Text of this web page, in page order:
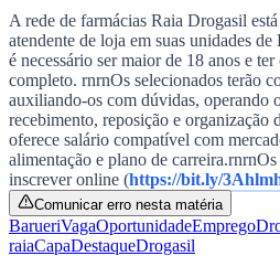
Anunciar VagasNovo
Publicidade Legal
NBA
NFL
Fórmula 1
UFC
Tênis (ATP)
MLB
NHL
Atletismo
Vôlei
A rede de farmácias Raia Drogasil
atendente de loja em suas unidades de
é necessário ser maior de 18 anos e
completo. rnrnOs selecionados terão
auxiliando-os com dúvidas, operando
recebimento, reposição e organização
oferece salário compatível com
alimentação e plano de carreira.rnrnOs
inscrever online (https://bit.ly/
Comunicar erro nesta matéria
BarueriVagaOportunidadeEmprego
raiaCapaDestaqueDrogasil